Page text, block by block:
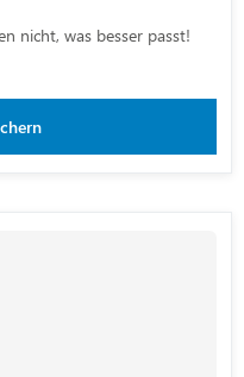
nicht, was besser passt!